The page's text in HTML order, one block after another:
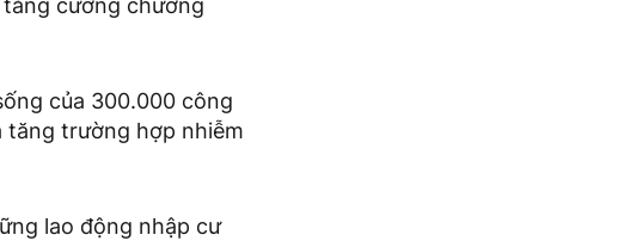
cường chương
của 300.000 công
tăng trường hợp nhiễm
lao động nhập cư